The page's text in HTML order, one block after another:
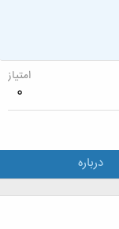
امتیاز
0
درباره